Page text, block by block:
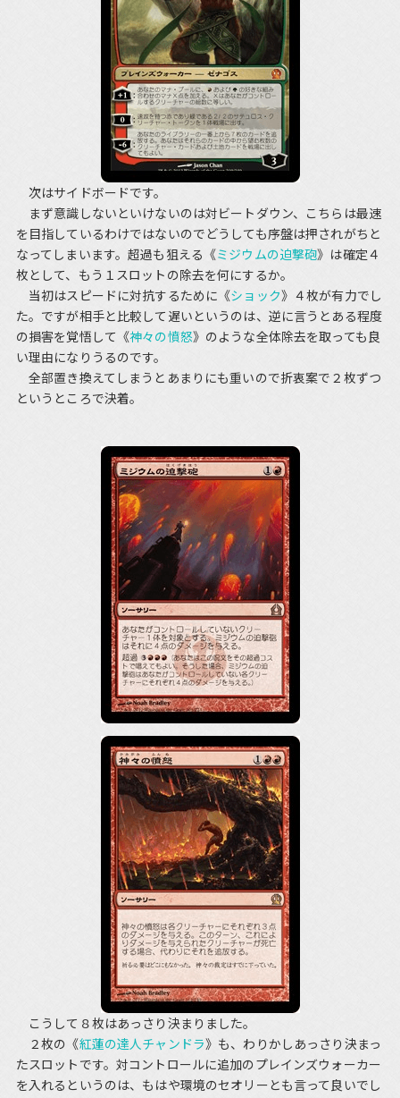
次はサイドボードです。
まず意識しないといけないのは対ビートダウン、こちらは最速
を目指しているわけではないのでどうしても序盤は押されがちと
なってしまいます。超過も狙える《ミジウムの迫撃砲》は確定４
枚として、もう１スロットの除去を何にするか。
当初はスピードに対抗するために《ショック》４枚が有力でし
た。ですが相手と比較して遅いというのは、逆に言うとある程度
の損害を覚悟して《神々の憤怒》のような全体除去を取っても良
い理由になりうるのです。
全部置き換えてしまうとあまりにも重いので折衷案で２枚ずつ
というところで決着。
こうして８枚はあっさり決まりました。
２枚の《紅蓮の達人チャンドラ》も、わりかしあっさり決まっ
たスロットです。対コントロールに追加のプレインズウォーカー
を入れるというのは、もはや環境のセオリーとも言って良いでし